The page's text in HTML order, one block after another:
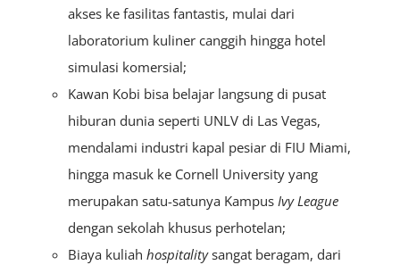
akses ke fasilitas fantastis, mulai dari
laboratorium kuliner canggih hingga hotel
simulasi komersial;
Kawan Kobi bisa belajar langsung di pusat
hiburan dunia seperti UNLV di Las Vegas,
mendalami industri kapal pesiar di FIU Miami,
hingga masuk ke Cornell University yang
merupakan satu-satunya Kampus Ivy League
dengan sekolah khusus perhotelan;
Biaya kuliah hospitalitysangat beragam, dari